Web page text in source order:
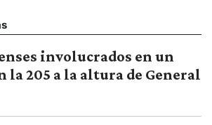
involucrados en un
la 205 a la altura de General